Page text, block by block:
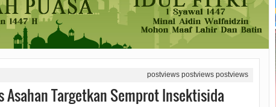
postviewspostviewspostviews
Targetkan Semprot Insektisida